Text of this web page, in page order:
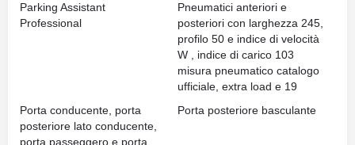
Parking Assistant
Professional
Pneumatici anteriori e
posteriori con larghezza 245,
profilo 50 e indice di velocità
W , indice di carico 103
misura pneumatico catalogo
ufficiale, extra load e 19
Porta conducente, porta
posteriore lato conducente,
porta passeggero e porta
Porta posteriore basculante